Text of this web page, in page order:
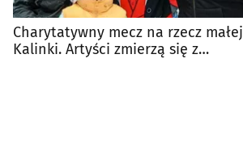
Charytatywny mecz na rzecz małej
Kalinki. Artyści zmierzą się z